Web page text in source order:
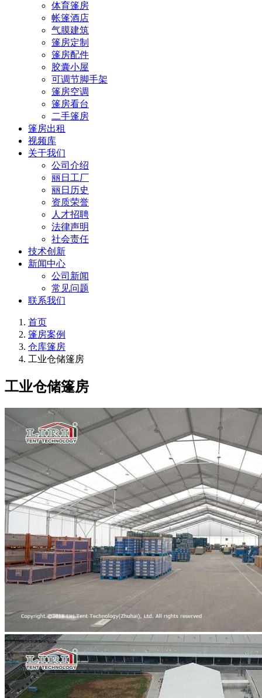
体育篷房
帐篷酒店
气膜建筑
篷房定制
篷房配件
胶囊小屋
可调节脚手架
篷房空调
篷房看台
二手篷房
篷房出租
视频库
关于我们
公司介绍
丽日工厂
丽日历史
资质荣誉
人才招聘
法律声明
社会责任
技术创新
新闻中心
公司新闻
常见问题
联系我们
首页
篷房案例
仓库篷房
工业仓储篷房
工业仓储篷房